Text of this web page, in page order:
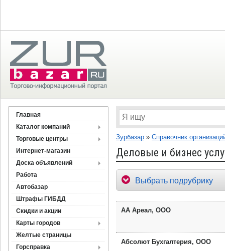
Главная
Каталог компаний
Торговые центры
Интернет-магазин
Доска объявлений
Работа
Автобазар
Штрафы ГИБДД
Скидки и акции
Карты городов
Желтые страницы
Горсправка
Зурбазар » Справочник
Деловые и бизнес
Выбрать подрубрику
АА Ареал, ООО
Абсолют Бухгалтерия, ООО